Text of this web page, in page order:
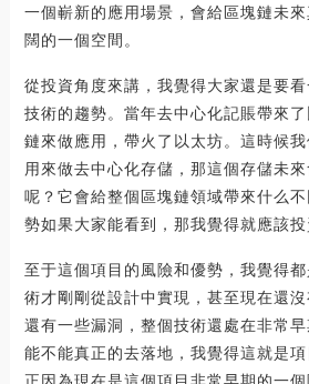
一個嶄新的應用場景，會給區塊鏈未
闊的一個空間。
從投資角度來講，我覺得大家還是要
技術的趨勢。當年去中心化記賬帶來
鏈來做應用，帶火了以太坊。這時候
用來做去中心化存儲，那這個存儲未
呢？它會給整個區塊鏈領域帶來什么
勢如果大家能看到，那我覺得就應該投
至于這個項目的風險和優勢，我覺得
術才剛剛從設計中實現，甚至現在還
還有一些漏洞，整個技術還處在非常
能不能真正的去落地，我覺得這就是
正因為現在是這個項目非常早期的一